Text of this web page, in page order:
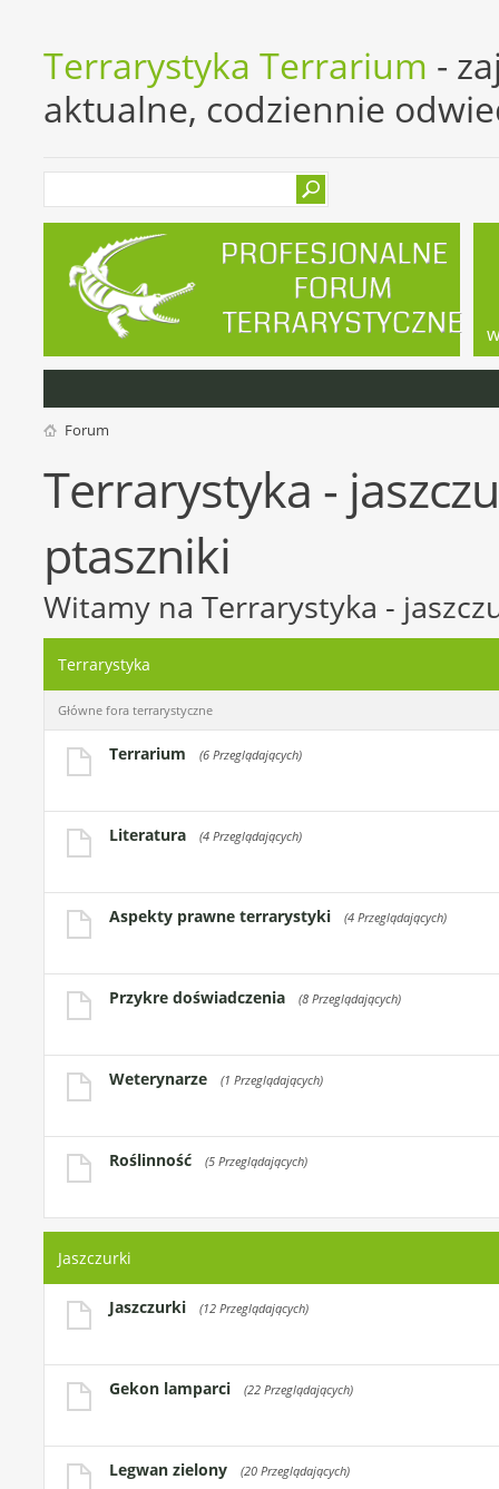
Terrarystyka Terrarium -
aktualne, codziennie
Forum
Terrarystyka -
ptaszniki
Witamy na Terrarystyka -
Terrarystyka
Główne fora terrarystyczne
Terrarium (6 Przeglądających)
Literatura (4 Przeglądających)
Aspekty prawne terrarystyki (4 Przeglądających)
Przykre doświadczenia (8 Przeglądających)
Weterynarze (1 Przeglądających)
Roślinność (5 Przeglądających)
Jaszczurki
Jaszczurki (12 Przeglądających)
Gekon lamparci (22 Przeglądających)
Legwan zielony (20 Przeglądających)